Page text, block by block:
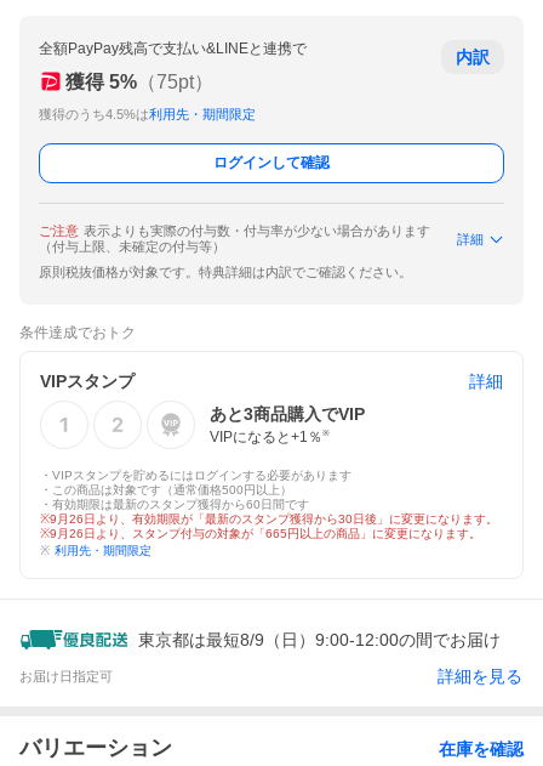
全額PayPay残高で支払い&LINEと連携で
獲得 5% （75pt）
獲得のうち4.5%は利用先・期間限定
内訳
ログインして確認
ご注意 表示よりも実際の付与数・付与率が少ない場合があります
（付与上限、未確定の付与等）
詳細
原則税抜価格が対象です。特典詳細は内訳でご確認ください。
条件達成でおトク
VIPスタンプ
詳細
あと3商品購入でVIP
VIPになると+1 ％ ※
・VIPスタンプを貯めるにはログインする必要があります
・この商品は対象です（通常価格500円以上）
・有効期限は最新のスタンプ獲得から60日間です
※9月26日より、有効期限が「最新のスタンプ獲得から30日後」に変更になります。
※9月26日より、スタンプ付与の対象が「665円以上の商品」に変更になります。
※ 利用先・期間限定
東京都は最短8/9（日）9:00-12:00の間でお届け
お届け日指定可 詳細を見る
バリエーション 在庫を確認